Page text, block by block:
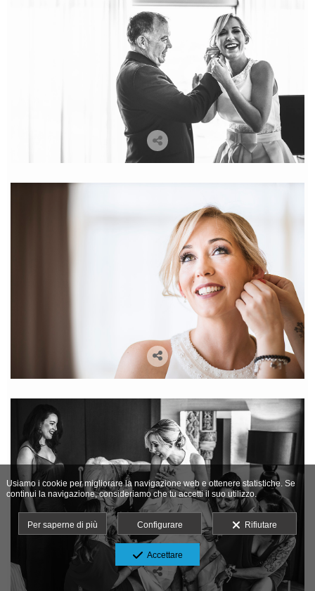
Usiamo i cookie per migliorare la navigazione web e ottenere statistiche. Se
continui la navigazione, consideriamo che tu accetti il suo utilizzo.
Per saperne di più Configurare Rifiutare
Accettare